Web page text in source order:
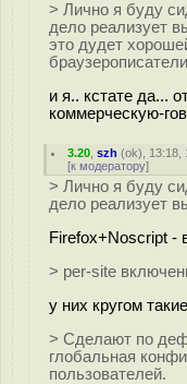
> Лично я буду
дело реализует
это дудет
и я.. кстате да...
коммерческую-
3.20 ,szh (ok), 13:18,
[к модератору]
> Лично я буду
дело реализует
Firefox+Noscript -
> per-site
у них кругом
> Сделают по
глобальная
пользователей.